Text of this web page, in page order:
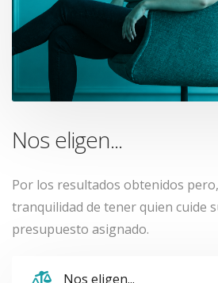
Nos eligen...
Por los resultados obtenidos
tranquilidad de tener quien cuide
presupuesto asignado.
Nos eligen...